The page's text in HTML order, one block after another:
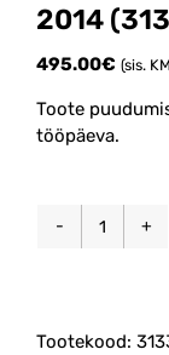
2014
495.00€ (sis.
Toote
tööpäeva.
XC90
2012-
Tootekood: